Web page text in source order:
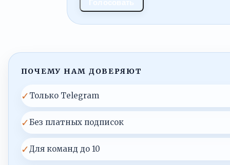
ПОЧЕМУ НАМ ДОВЕРЯЮТ
✓ Только Telegram
✓Без платных подписок
✓Для команд до 10